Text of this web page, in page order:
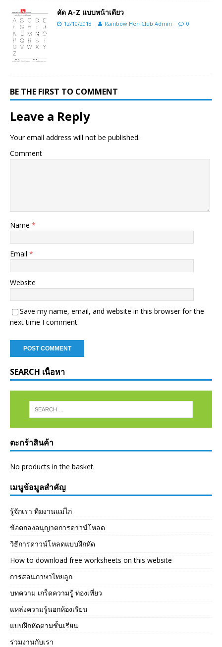
คัด A-Z แบบหน้าเดียว
12/10/2018 Rainbow Hen Club Admin 0
BE THE FIRST TO COMMENT
Leave a Reply
Your email address will not be published.
Comment
Name *
Email *
Website
Save my name, email, and website in this browser for the
next time I comment.
SEARCH เนื้อหา
ตะกร้าสินค้า
No products in the basket.
เมนูข้อมูลสำคัญ
รู้จักเรา ทีมงานแม่ไก่
ข้อตกลงอนุญาตการดาวน์โหลด
วิธีการดาวน์โหลดแบบฝึกหัด
How to download free worksheets on this website
การสอนภาษาไทยลูก
บทความ เกร็ดความรู้ ท่องเที่ยว
แหล่งความรู้นอกห้องเรียน
แบบฝึกหัดตามชั้นเรียน
ร่วมงานกับเรา